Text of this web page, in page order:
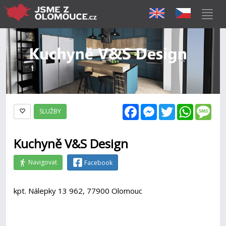
FacebookMessenger
Twitter
SLUŽBY
Kuchyně V&S Design
Navigovat Facebook
kpt. Nálepky 13 962, 77900 Olomouc